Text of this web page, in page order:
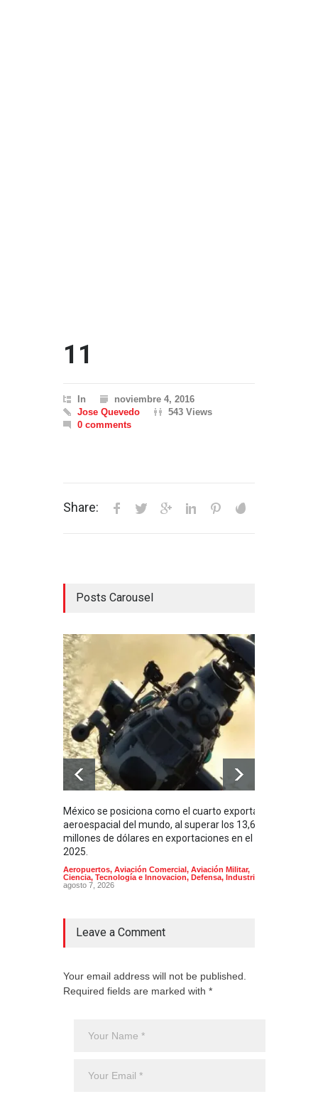
11
In
noviembre 4, 2016
Jose Quevedo
543 Views
0 comments
Share:
Posts Carousel
México se posiciona como el cuarto exportador
aeroespacial del mundo, al superar los 13,600
millones de dólares en exportaciones en el
2025.
Aeropuertos, Aviación Comercial, Aviación Militar,
Ciencia, Tecnología e Innovacion, Defensa, Industria
agosto 7, 2026
Leave a Comment
Your email address will not be published.
Required fields are marked with *